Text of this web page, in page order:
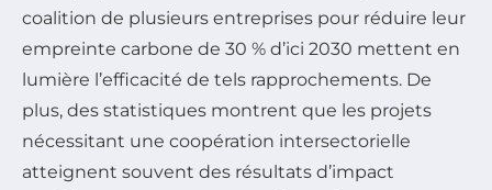
coalition de plusieurs entreprises pour réduire leur
empreinte carbone de 30 % d’ici 2030 mettent en
lumière l’efficacité de tels rapprochements. De
plus, des statistiques montrent que les projets
nécessitant une coopération intersectorielle
atteignent souvent des résultats d’impact